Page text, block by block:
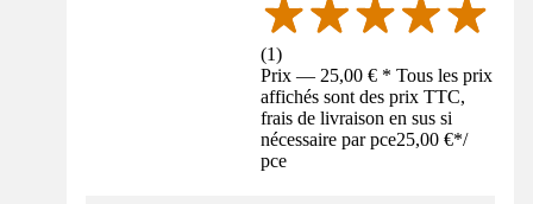
(1)
Prix — 25,00 € * Tous les prix
affichés sont des prix TTC,
frais de livraison en sus si
nécessaire par pce25,00 €*/
pce